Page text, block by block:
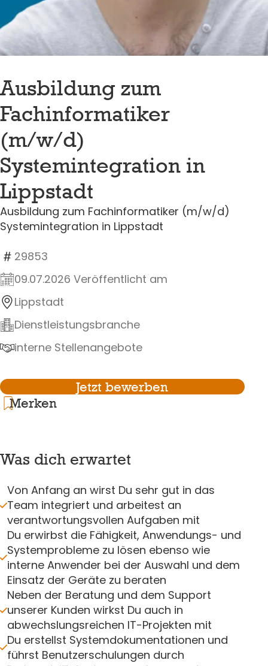
Ausbildung zum
Fachinformatiker
(m/w/d)
Systemintegration in
Lippstadt
Ausbildung zum Fachinformatiker (m/w/d)
Systemintegration in Lippstadt
29853
09.07.2026 Veröffentlicht am
Lippstadt
Dienstleistungsbranche
interne Stellenangebote
Jetzt bewerben
Merken
Was dich erwartet
Von Anfang an wirst Du sehr gut in das
Team integriert und arbeitest an
verantwortungsvollen Aufgaben mit
Du erwirbst die Fähigkeit, Anwendungs- und
Systemprobleme zu lösen ebenso wie
interne Anwender bei der Auswahl und dem
Einsatz der Geräte zu beraten
Neben der Beratung und dem Support
unserer Kunden wirkst Du auch in
abwechslungsreichen IT-Projekten mit
Du erstellst Systemdokumentationen und
führst Benutzerschulungen durch